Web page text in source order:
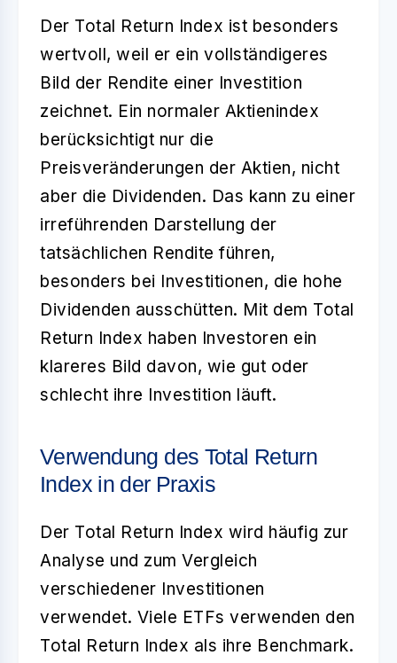
Der Total Return Index ist besonders
wertvoll, weil er ein vollständigeres
Bild der Rendite einer Investition
zeichnet. Ein normaler Aktienindex
berücksichtigt nur die
Preisveränderungen der Aktien, nicht
aber die Dividenden. Das kann zu einer
irreführenden Darstellung der
tatsächlichen Rendite führen,
besonders bei Investitionen, die hohe
Dividenden ausschütten. Mit dem Total
Return Index haben Investoren ein
klareres Bild davon, wie gut oder
schlecht ihre Investition läuft.
Verwendung des Total Return
Index in der Praxis
Der Total Return Index wird häufig zur
Analyse und zum Vergleich
verschiedener Investitionen
verwendet. Viele ETFs verwenden den
Total Return Index als ihre Benchmark.